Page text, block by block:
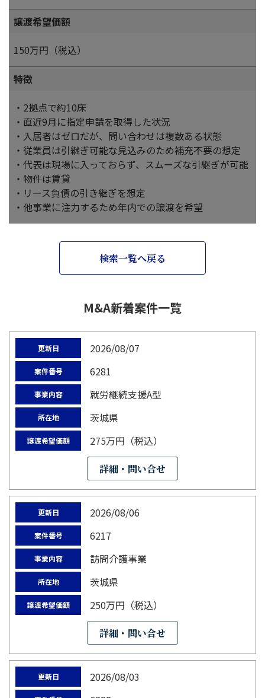
譲渡希望価額
150万円（税込）
特徴
・2拠点で約10床
・直近9月に指定申請を取得した状況
・入居者はゼロだが、問い合わせは複数ある状態
・従業員は引継ぎ可能な見込みのため補充不要の想定
・代表は現場に入っておらず、スムーズな引継ぎが可能
・物件は賃貸
・リース負債の引き継ぎを想定
・他事業に注力するため年内での譲渡を希望
検索一覧へ戻る
M&A新着案件一覧
更新日 2026/08/07
案件番号 6281
事業内容 就労継続支援A型
所在地 茨城県
譲渡希望価額 275万円（税込）
詳細・問い合せ
更新日 2026/08/06
案件番号 6217
事業内容 訪問介護事業
所在地 茨城県
譲渡希望価額 250万円（税込）
詳細・問い合せ
更新日 2026/08/03